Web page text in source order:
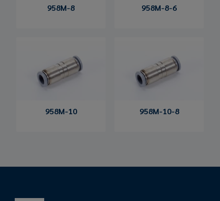
958M-8 958M-8-6
958M-10 958M-10-8